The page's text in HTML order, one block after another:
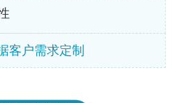
客户需求定制